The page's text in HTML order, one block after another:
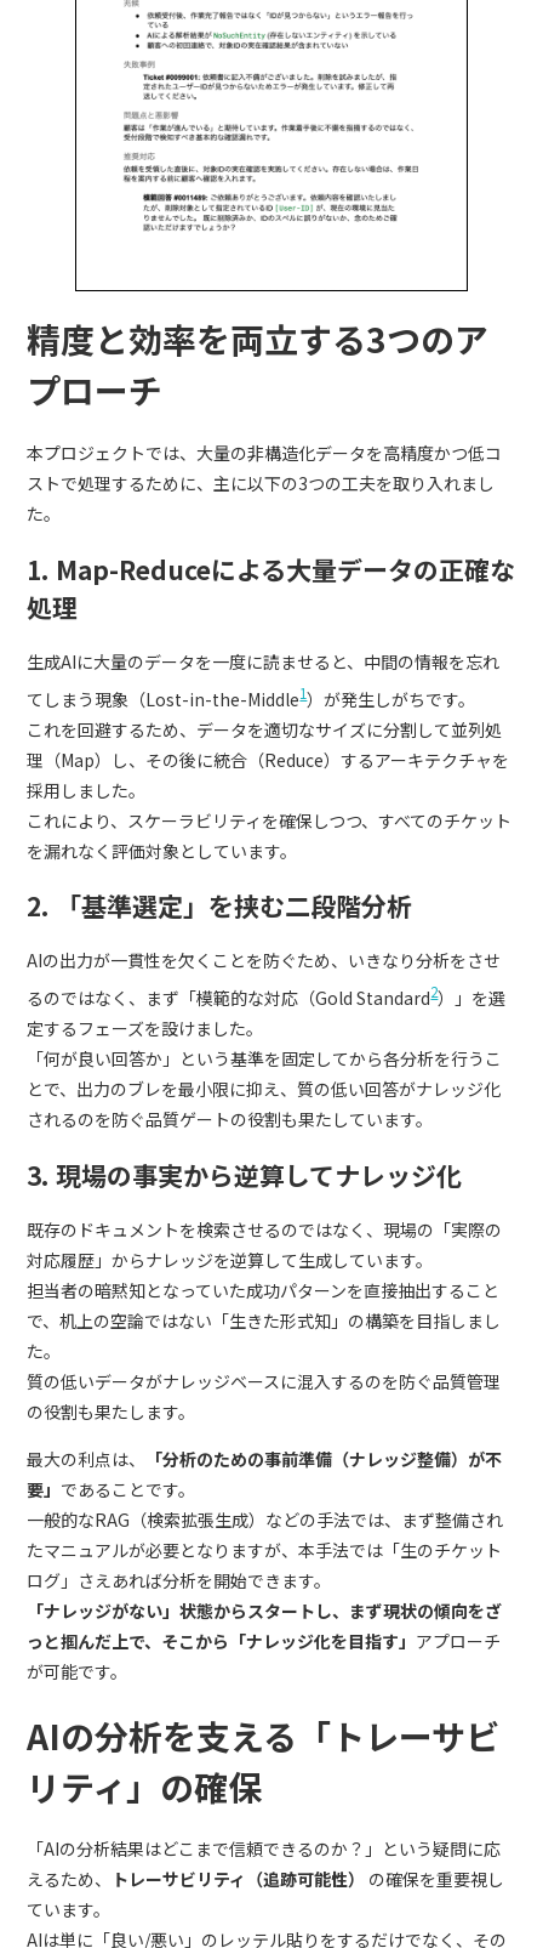
精度と効率を両立する3つのア
プローチ
本プロジェクトでは、大量の非構造化データを高精度かつ低コ
ストで処理するために、主に以下の3つの工夫を取り入れまし
た。
1. Map-Reduceによる大量データの正確な
処理
生成AIに大量のデータを一度に読ませると、中間の情報を忘れ
てしまう現象（Lost-in-the-Middle1）が発生しがちです。
これを回避するため、データを適切なサイズに分割して並列処
理（Map）し、その後に統合（Reduce）するアーキテクチャを
採用しました。
これにより、スケーラビリティを確保しつつ、すべてのチケット
を漏れなく評価対象としています。
2. 「基準選定」を挟む二段階分析
AIの出力が一貫性を欠くことを防ぐため、いきなり分析をさせ
るのではなく、まず「模範的な対応（Gold Standard2）」を選
定するフェーズを設けました。
「何が良い回答か」という基準を固定してから各分析を行うこ
とで、出力のブレを最小限に抑え、質の低い回答がナレッジ化
されるのを防ぐ品質ゲートの役割も果たしています。
3. 現場の事実から逆算してナレッジ化
既存のドキュメントを検索させるのではなく、現場の「実際の
対応履歴」からナレッジを逆算して生成しています。
担当者の暗黙知となっていた成功パターンを直接抽出すること
で、机上の空論ではない「生きた形式知」の構築を目指しまし
た。
質の低いデータがナレッジベースに混入するのを防ぐ品質管理
の役割も果たします。
最大の利点は、
「分析のための事前準備（ナレッジ整備）が不
要」 であることです。
一般的なRAG（検索拡張生成）などの手法では、まず整備され
たマニュアルが必要となりますが、本手法では「生のチケット
ログ」さえあれば分析を開始できます。
「ナレッジがない」状態からスタートし、まず現状の傾向をざ
っと掴んだ上で、そこから「ナレッジ化を目指す」 アプローチ
が可能です。
AIの分析を支える「トレーサビ
リティ」の確保
「AIの分析結果はどこまで信頼できるのか？」という疑問に応
えるため、
トレーサビリティ（追跡可能性）
の確保を重要視し
ています。
AIは単に「良い/悪い」のレッテル貼りをするだけでなく、その